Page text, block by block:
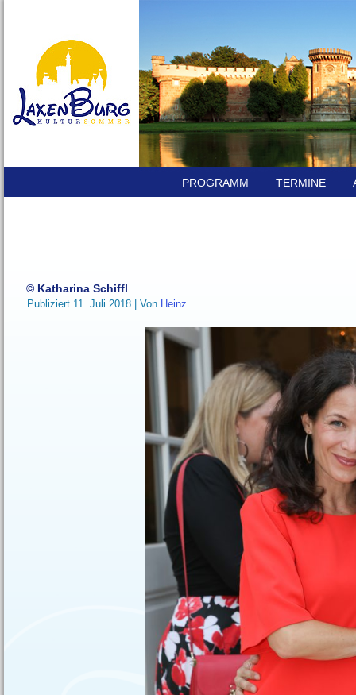
PROGRAMM TERMINE
© Katharina Schiffl
Publiziert 11. Juli 2018 Von Heinz